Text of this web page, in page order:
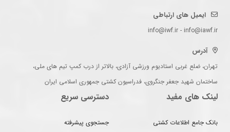
ایمیل های ارتباطی
info@iwf.ir - info@iawf.ir
آدرس
تهران، ضلع غربی استادیوم ورزشی آزادی، بالاتر از درب کمپ تیم های ملی،
ساختمان شهید جعفر جنگروی، فدراسیون کشتی جمهوری اسلامی ایران
لینک های مفید
بانک جامع اطلاعات کشتی
دسترسی سریع
جستجوی پیشرفته